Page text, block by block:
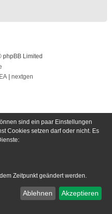
phpBB Limited
nextgen
sind ein paar Einstellungen
Cookies setzen darf oder nicht. Es
Zeitpunkt geändert werden.
Ablehnen Akzeptieren